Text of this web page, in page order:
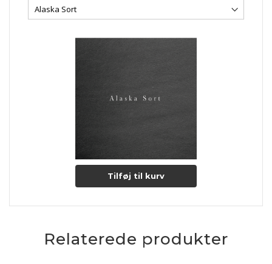
Tilføj til kurv
Relaterede produkter